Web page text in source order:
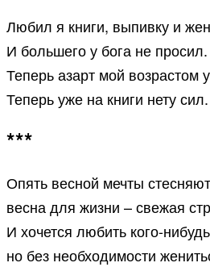
Любил я книги, выпивку и
И большего у бога не просил.
Теперь азарт мой возрастом
Теперь уже на книги нету сил.
***
Опять весной мечты
весна для жизни – свежая
И хочется любить кого-
но без необходимости